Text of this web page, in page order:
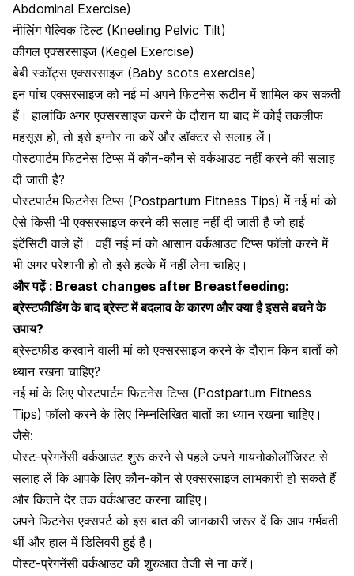
Abdominal Exercise)
नीलिंग पेल्विक टिल्ट (Kneeling Pelvic Tilt)
कीगल एक्सरसाइज(Kegel Exercise)
बेबी स्कॉट्स एक्सरसाइज (Baby scots exercise)
इन पांच एक्सरसाइज को नई मां अपने फिटनेस रूटीन में शामिल कर सकती
हैं। हालांकि अगर एक्सरसाइज करने के दौरान या बाद में कोई तकलीफ
महसूस हो, तो इसे इग्नोर ना करें और डॉक्टर से सलाह लें।
पोस्टपार्टम फिटनेस टिप्स में कौन-कौन से वर्कआउट नहीं करने की सलाह
दी जाती है?
पोस्टपार्टम फिटनेस टिप्स (Postpartum Fitness Tips) में नई मां को
ऐसे किसी भी एक्सरसाइज करने की सलाह नहीं दी जाती है जोहाई
इंटेंसिटी वाले हों। वहीं नई मां को आसान वर्कआउट टिप्स फॉलो करने में
भी अगर परेशानी हो तो इसे हल्के में नहीं लेना चाहिए।
और पढ़ें : Breast changes after Breastfeeding:
ब्रेस्टफीडिंग के बाद ब्रेस्ट में बदलाव के कारण और क्या है इससे बचने के
उपाय?
ब्रेस्टफीड करवाने वाली मां को एक्सरसाइज करने के दौरान किन बातों को
ध्यान रखना चाहिए?
नई मां के लिए पोस्टपार्टम फिटनेस टिप्स (Postpartum Fitness
Tips) फॉलो करने के लिए निम्नलिखित बातों का ध्यान रखना चाहिए।
जैसे:
पोस्ट-प्रेगनेंसी वर्कआउट शुरू करने से पहले अपने गायनोकोलॉजिस्ट से
सलाह लें कि आपके लिए कौन-कौन से एक्सरसाइज लाभकारी हो सकते हैं
और कितने देर तक वर्कआउट करना चाहिए।
अपने फिटनेस एक्सपर्ट को इस बात की जानकारी जरूर दें कि आप गर्भवती
थीं और हाल में डिलिवरी हुई है।
पोस्ट-प्रेगनेंसी वर्कआउट की शुरुआत तेजी से ना करें।